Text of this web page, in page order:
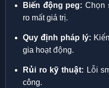
Biến động peg: Chọn
ro mất giá trị.
Quy định pháp lý:
gia hoạt động.
Rủi ro kỹ thuật: Lỗi
công.